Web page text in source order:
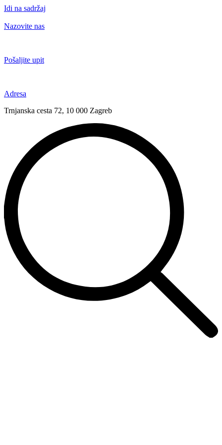
Idi na sadržaj
Nazovite nas
Pošaljite upit
Adresa
Trnjanska cesta 72, 10 000 Zagreb